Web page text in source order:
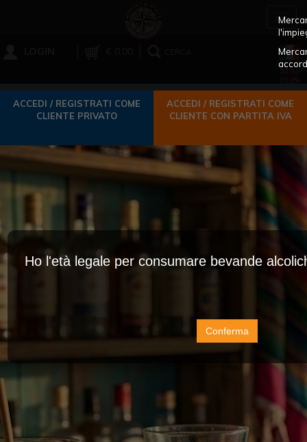
ACCEDI / REGISTRATI COME
CLIENTE PRIVATO
ACCEDI / REGISTRATI COME
CLIENTE CON PARTITA IVA
Ho l'età legale per consumare bevande
Conferma